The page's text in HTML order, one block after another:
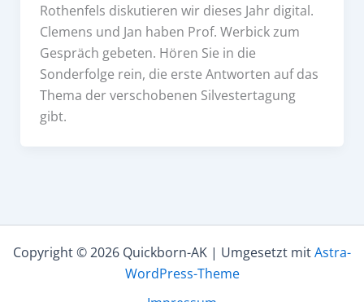
Rothenfels diskutieren wir dieses Jahr digital.
Clemens und Jan haben Prof. Werbick zum
Gespräch gebeten. Hören Sie in die
Sonderfolge rein, die erste Antworten auf das
Thema der verschobenen Silvestertagung
gibt.
Copyright © 2026 Quickborn-AK | Umgesetzt mitAstra-
WordPress-Theme